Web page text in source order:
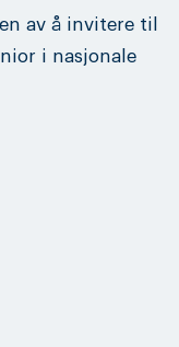
av å invitere til
i nasjonale